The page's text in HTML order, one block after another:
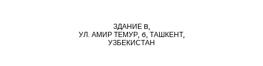
ЗДАНИЕ B,
УЛ. АМИР ТЕМУР, 6, ТАШКЕНТ,
УЗБЕКИСТАН